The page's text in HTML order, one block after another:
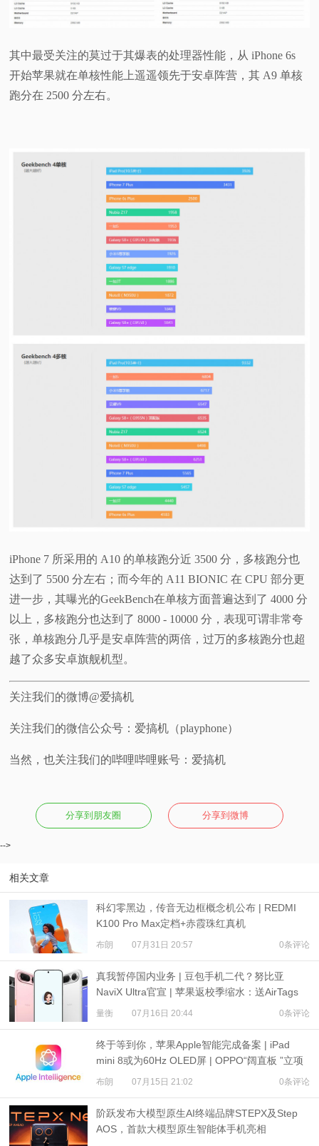
其中最受关注的莫过于其爆表的处理器性能，从 iPhone 6s
开始苹果就在单核性能上遥遥领先于安卓阵营，其 A9 单核
跑分在 2500 分左右。
iPhone 7 所采用的 A10 的单核跑分近 3500 分，多核跑分也
达到了 5500 分左右；而今年的 A11 BIONIC 在 CPU 部分更
进一步，其曝光的GeekBench在单核方面普遍达到了 4000 分
以上，多核跑分也达到了 8000 - 10000 分，表现可谓非常夸
张，单核跑分几乎是安卓阵营的两倍，过万的多核跑分也超
越了众多安卓旗舰机型。
关注我们的微博@爱搞机
关注我们的微信公众号：爱搞机（playphone）
当然，也关注我们的哔哩哔哩账号：爱搞机
分享到朋友圈 分享到微博
-->
相关文章
科幻零黑边，传音无边框概念机公布 | REDMI
K100 Pro Max定档+赤霞珠红真机
布朗 07月31日 20:57 0条评论
真我暂停国内业务 | 豆包手机二代？努比亚
NaviX Ultra官宣 | 苹果返校季缩水：送AirTags
量衡 07月16日 20:44 0条评论
终于等到你，苹果Apple智能完成备案 | iPad
mini 8或为60Hz OLED屏 | OPPO“阔直板 ”立项
布朗 07月15日 21:02 0条评论
阶跃发布大模型原生AI终端品牌STEPX及Step
AOS，首款大模型原生智能体手机亮相